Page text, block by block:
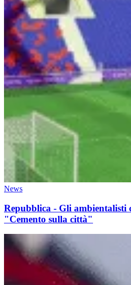
News
Repubblica - Gli ambientalisti
"Cemento sulla città"